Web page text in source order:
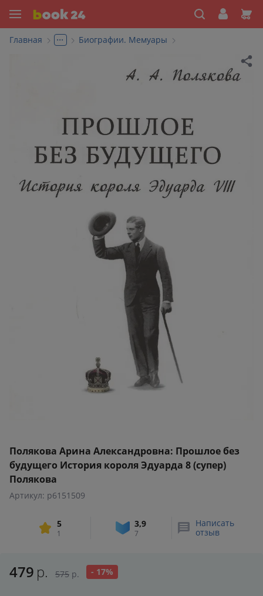
Главная ... Биографии. Мемуары
Полякова Арина Александровна: Прошлое без
будущего История короля Эдуарда 8 (супер)
Полякова
Артикул: p6151509
5
1
3,9
7
Написать
отзыв
479 р. 575 р. - 17%